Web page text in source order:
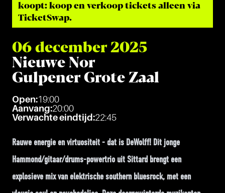
koopt: koop en ver­koop tic­kets alleen via
Tic­ketS­wap.
06 december 2025
Nieuwe Nor
Gulpener Grote Zaal
Open:19:00
Aanvang:20:00
Verwachte eindtijd:22:45
Rauwe energie en virtuositeit - dat is DeWolff! Dit jonge
Hammond/gitaar/drums-powertrio uit Sittard brengt een
explosieve mix van elektrische southern bluesrock, met een